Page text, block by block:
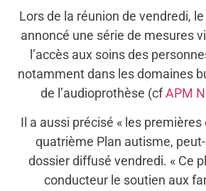
Lors de la réunion de vendredi,
annoncé une série de mesures
l’accès aux soins des
notamment dans les domaines
de l’audioprothèse (cfAPM
Il a aussi précisé « les
quatrième Plan autisme,
dossier diffusé vendredi. « Ce
conducteur le soutien aux